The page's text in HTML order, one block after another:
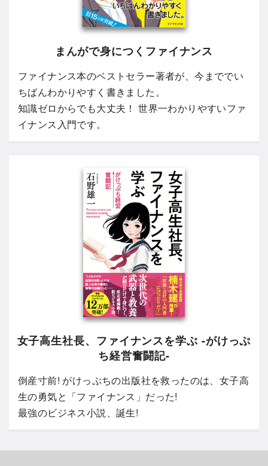
まんがで身につくファイナンス
ファイナンス本のベストセラー著者が、今まででい
ちばんわかりやすく書きました。
知識ゼロからでも大丈夫！ 世界一わかりやすいファ
イナンス入門です。
女子高生社長、ファイナンスを学ぶ -がけっぷ
ち経営奮闘記-
倒産寸前! がけっぷちの出版社を救ったのは、女子高
生の勇気と「ファイナンス」だった!
最強のビジネス小説、誕生!